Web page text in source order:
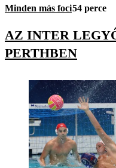
Minden más foci54 perce
AZ INTER
PERTHBEN